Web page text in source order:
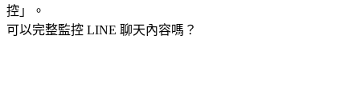
控」。
可以完整監控 LINE 聊天內容嗎？